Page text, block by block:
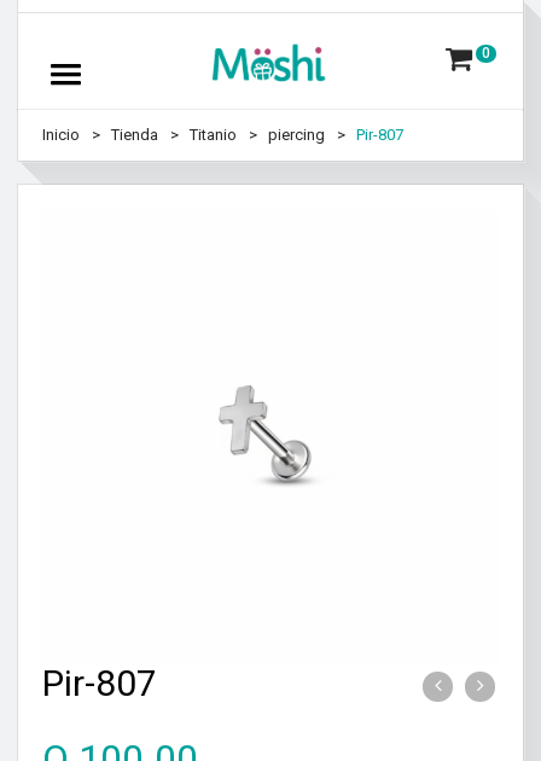
0
Inicio Tienda Titanio piercing Pir-807
Pir-807